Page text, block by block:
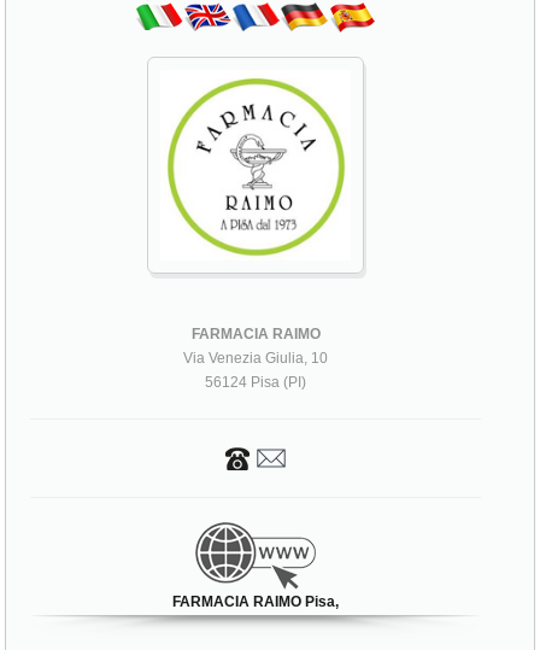
FARMACIA RAIMO
Via Venezia Giulia, 10
56124 Pisa (PI)
FARMACIA RAIMO Pisa,